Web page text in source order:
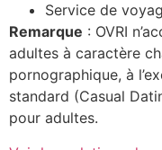
Service de
Remarque : OVRI
adultes à caractère
pornographique, à
standard (Casual
pour adultes.